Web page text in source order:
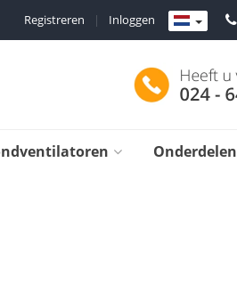
Inloggen
|
Registreren
Onderdelen